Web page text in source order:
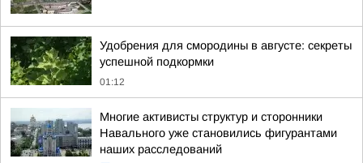
Удобрения для смородины в августе: секреты
успешной подкормки
01:12
Многие активисты структур и сторонники
Навального уже становились фигурантами
наших расследований